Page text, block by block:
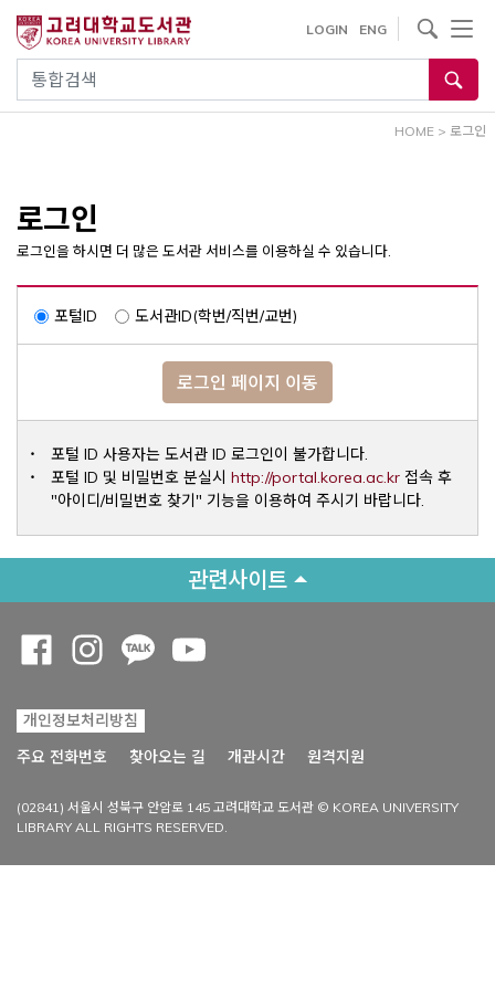
건
통합검색
LOGIN ENG
사이트내 검색
HOME > 로그인
로그인
로그인을 하시면 더 많은 도서관 서비스를 이용하실 수 있습니다.
포털ID 도서관ID(학번/직번/교번)
로그인 페이지 이동
포털 ID 사용자는 도서관 ID 로그인이 불가합니다.
포털 ID 및 비밀번호 분실시 http://portal.korea.ac.krOpens a
접속 후
"아이디/비밀번호 찾기" 기능을 이용하여 주시기 바랍니다.
관련사이트
개인정보처리방침
주요 전화번호
찾아오는 길 개관시간 원격지원
(02841) 서울시 성북구 안암로 145 고려대학교 도서관 © KOREA UNIVERSITY
LIBRARY ALL RIGHTS RESERVED.
Opens a new window
Opens a new window
Opens a new window